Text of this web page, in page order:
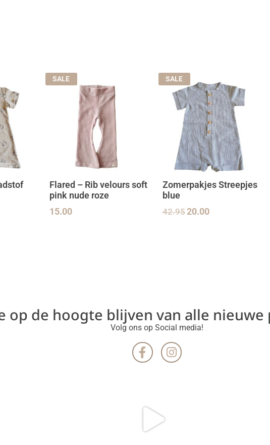
SALE
Flared – Rib velours soft
pink nude roze
15.00
SALE
Zomerpakjes Streepjes
blue
42.9520.00
op de hoogte blijven van alle nieuwe
Volg ons op Social media!